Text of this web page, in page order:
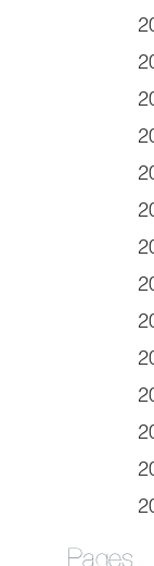
Pages